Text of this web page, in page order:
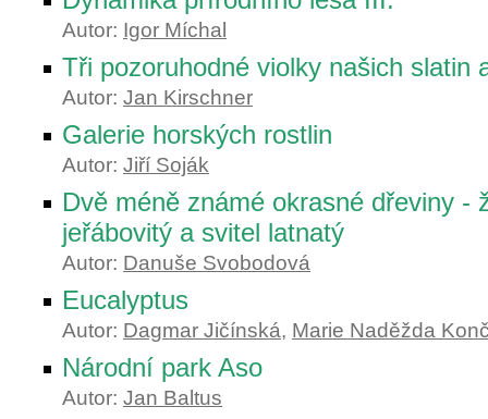
Autor: Igor Míchal
Tři pozoruhodné violky našich slatin
Autor: Jan Kirschner
Galerie horských rostlin
Autor: Jiří Soják
Dvě méně známé okrasné dřeviny -
jeřábovitý a svitel latnatý
Autor: Danuše Svobodová
Eucalyptus
Autor: Dagmar Jičínská, Marie Naděžda
Národní park Aso
Autor: Jan Baltus